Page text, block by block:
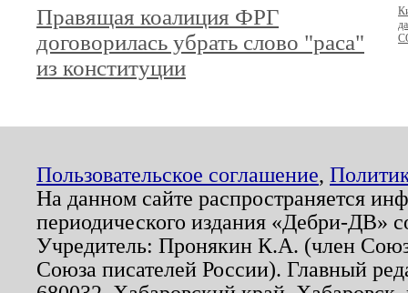
Правящая коалиция ФРГ
договорилась убрать слово "раса"
из конституции
Пользовательское соглашение,
На данном сайте распространяется
периодического издания «Дебри-ДВ»
Учредитель: Пронякин К.А. (член
Союза писателей России). Главный